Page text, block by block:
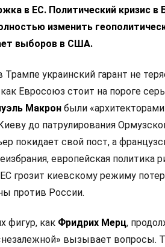
в ЕС. Политический кризис
изменить
выборов в США.
Трампе украинский гарант не
Евросоюз стоит на пороге
Макрон были
до патрулирования
покидает свой пост, а
европейская политика
грозит киевскому режиму
против России.
фигур, как Фридрих Мерц,
вызывает вопросы.